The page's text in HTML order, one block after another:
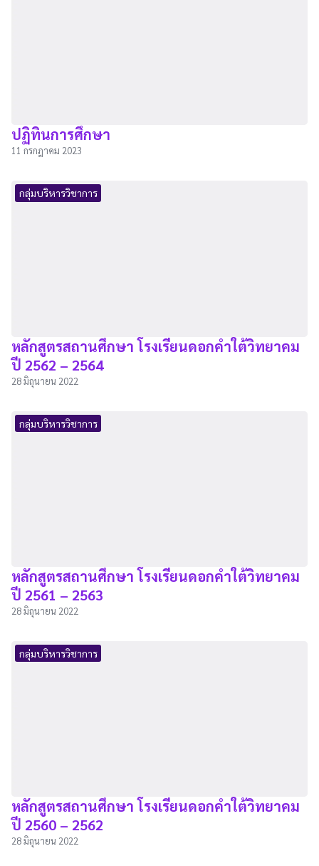
ปฏิทินการศึกษา
11 กรกฎาคม 2023
กลุ่มบริหารวิชาการ
หลักสูตรสถานศึกษา โรงเรียนดอกคำใต้วิทยาคม
ปี 2562 – 2564
28 มิถุนายน 2022
กลุ่มบริหารวิชาการ
หลักสูตรสถานศึกษา โรงเรียนดอกคำใต้วิทยาคม
ปี 2561 – 2563
28 มิถุนายน 2022
กลุ่มบริหารวิชาการ
หลักสูตรสถานศึกษา โรงเรียนดอกคำใต้วิทยาคม
ปี 2560 – 2562
28 มิถุนายน 2022